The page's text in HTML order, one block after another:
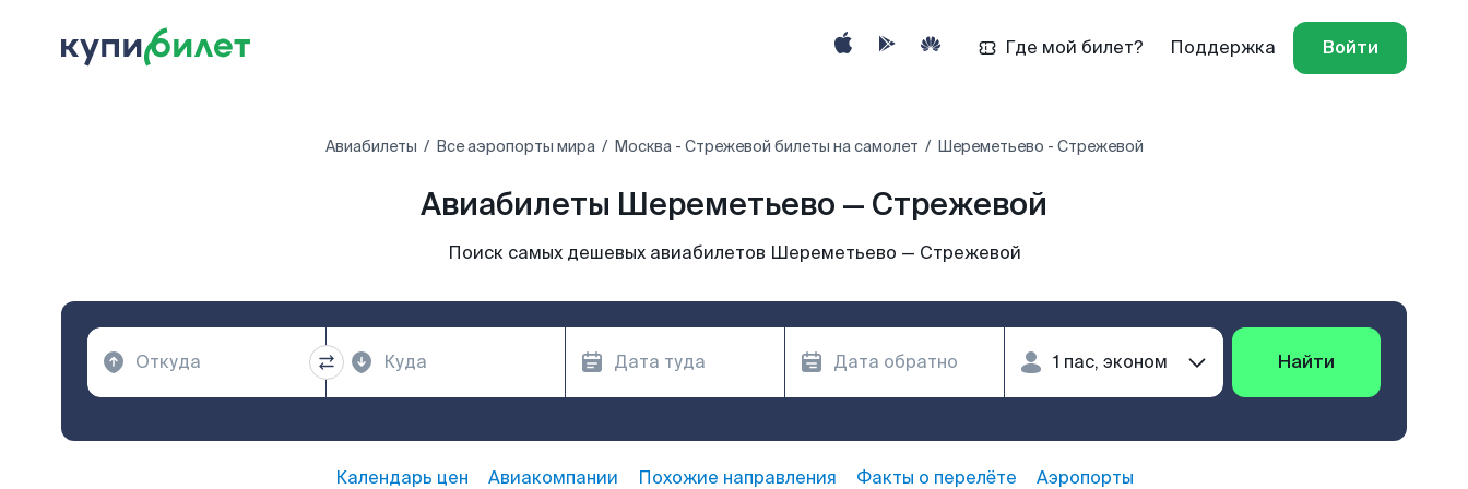
Где мой билет? Поддержка Войти
Авиабилеты Все аэропорты мира Москва - Стрежевой билеты на самолет Шереметьево - Стрежевой
Авиабилеты Шереметьево — Стрежевой
Поиск самых дешевых авиабилетов Шереметьево — Стрежевой
Найти
Календарь цен Авиакомпании Похожие направления Факты о перелёте Аэропорты